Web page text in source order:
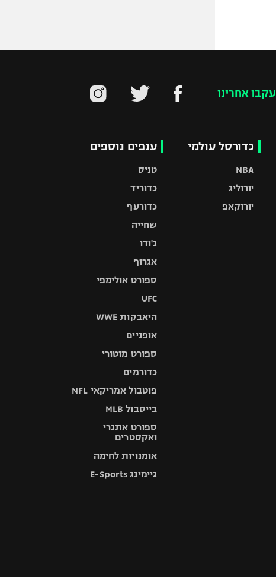
עקבו אחרינו
כדורסל עולמי
NBA
יורוליג
יורוקאפ
ענפים נוספים
טניס
כדוריד
כדורעף
שחייה
ג'ודו
אגרוף
ספורט אולימפי
UFC
היאבקות WWE
אופניים
ספורט מוטורי
כדורמים
פוטבול אמריקאי NFL
בייסבול MLB
ספורט אתגרי
ואקסטרים
אומנויות לחימה
גיימינג E-Sports